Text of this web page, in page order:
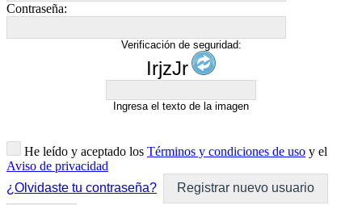
Contraseña:
Verificación de seguridad:
IrjzJr
Ingresa el texto de la imagen
He leído y aceptado los Términos y condiciones de uso y el
Aviso de privacidad
¿Olvidaste tu contraseña?
Registrar nuevo usuario